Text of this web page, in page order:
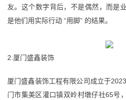
友。这个数字背后，不是偶然，而是
是他们用实际行动 “用脚” 的结果。
2.厦门盛鑫装饰
厦门盛鑫装饰工程有限公司成立于
门市集美区灌口镇双岭村墩仔社65号